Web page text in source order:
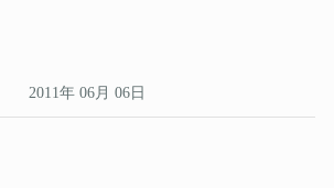
2011年 06月 06日